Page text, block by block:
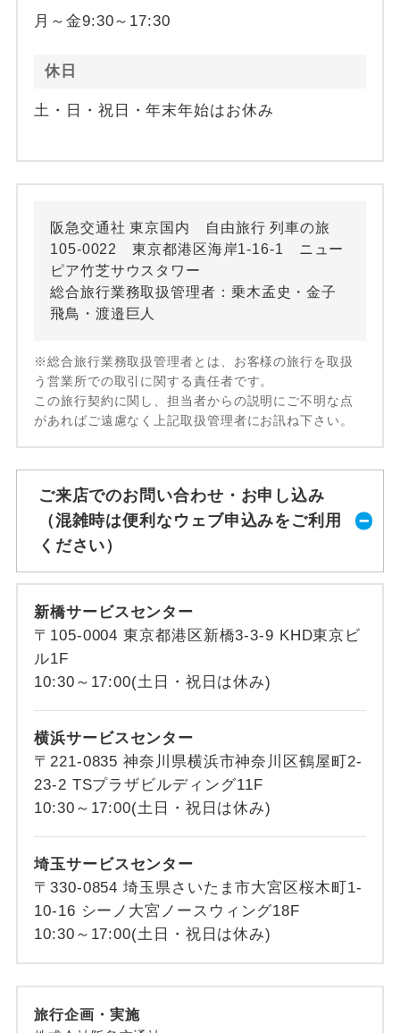
月～金9:30～17:30
休日
土・日・祝日・年末年始はお休み
阪急交通社 東京国内 自由旅行 列車の旅
105-0022 東京都港区海岸1-16-1 ニュー
ピア竹芝サウスタワー
総合旅行業務取扱管理者：乗木孟史・金子
飛鳥・渡邉巨人
※総合旅行業務取扱管理者とは、お客様の旅行を取扱
う営業所での取引に関する責任者です。
この旅行契約に関し、担当者からの説明にご不明な点
があればご遠慮なく上記取扱管理者にお訊ね下さい。
ご来店でのお問い合わせ・お申し込み
（混雑時は便利なウェブ申込みをご利用
ください）
新橋サービスセンター
〒105-0004 東京都港区新橋3-3-9 KHD東京ビ
ル1F
10:30～17:00(土日・祝日は休み)
横浜サービスセンター
〒221-0835 神奈川県横浜市神奈川区鶴屋町2-
23-2 TSプラザビルディング11F
10:30～17:00(土日・祝日は休み)
埼玉サービスセンター
〒330-0854 埼玉県さいたま市大宮区桜木町1-
10-16 シーノ大宮ノースウィング18F
10:30～17:00(土日・祝日は休み)
旅行企画・実施